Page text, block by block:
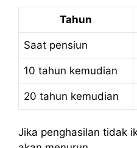
Tahun
Saat pensiun
10 tahun kemudian
20 tahun kemudian
Jika penghasilan tidak